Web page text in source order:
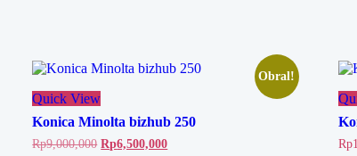
Obral!
Quick View
Konica Minolta bizhub 250
Rp9,000,000 Harga
Rp6,500,000Harga
Rp